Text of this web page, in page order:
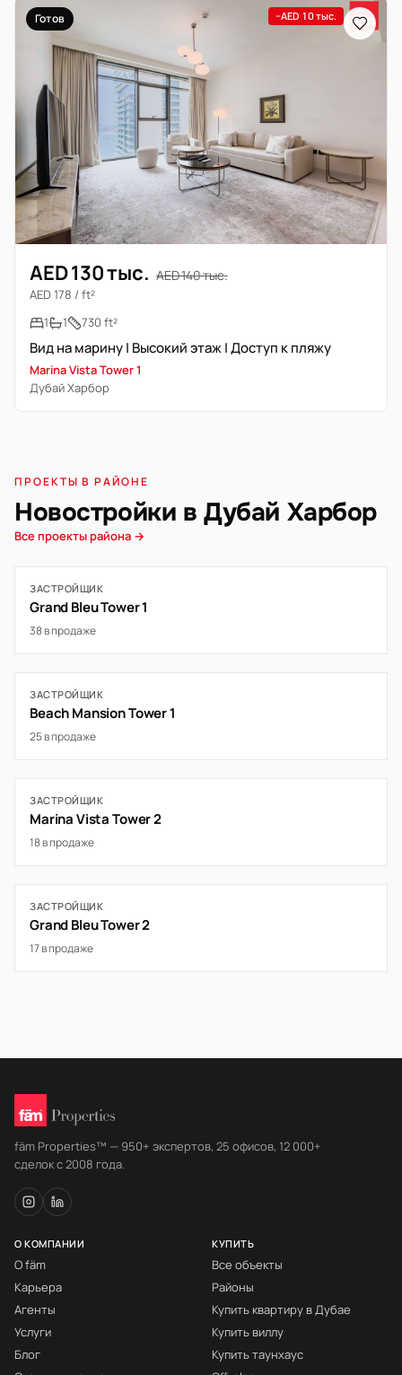
Готов −AED 10 тыс.
AED 130 тыс. AED 140 тыс.
AED 178 / ft²
1
1 730 ft²
Вид на марину | Высокий этаж | Доступ к пляжу
Marina Vista Tower 1
Дубай Харбор
ПРОЕКТЫ В РАЙОНЕ
Новостройки в Дубай Харбор
Все проекты района →
ЗАСТРОЙЩИК
Grand Bleu Tower 1
38 в продаже
ЗАСТРОЙЩИК
Beach Mansion Tower 1
25 в продаже
ЗАСТРОЙЩИК
Marina Vista Tower 2
18 в продаже
ЗАСТРОЙЩИК
Grand Bleu Tower 2
17 в продаже
fäm Properties™ — 950+ экспертов, 25 офисов, 12 000+
сделок с 2008 года.
О КОМПАНИИ
О fäm
Карьера
Агенты
Услуги
Блог
КУПИТЬ
Все объекты
Районы
Купить квартиру в Дубае
Купить виллу
Купить таунхаус